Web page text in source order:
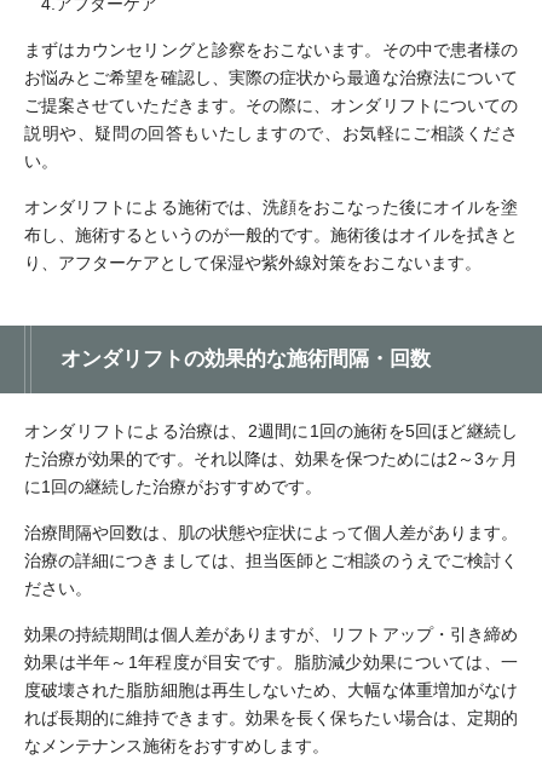
4.アフターケア
まずはカウンセリングと診察をおこないます。その中で患者様の
お悩みとご希望を確認し、実際の症状から最適な治療法について
ご提案させていただきます。その際に、オンダリフトについての
説明や、疑問の回答もいたしますので、お気軽にご相談くださ
い。
オンダリフトによる施術では、洗顔をおこなった後にオイルを塗
布し、施術するというのが一般的です。施術後はオイルを拭きと
り、アフターケアとして保湿や紫外線対策をおこないます。
オンダリフトの効果的な施術間隔・回数
オンダリフトによる治療は、2週間に1回の施術を5回ほど継続し
た治療が効果的です。それ以降は、効果を保つためには2～3ヶ月
に1回の継続した治療がおすすめです。
治療間隔や回数は、肌の状態や症状によって個人差があります。
治療の詳細につきましては、担当医師とご相談のうえでご検討く
ださい。
効果の持続期間は個人差がありますが、リフトアップ・引き締め
効果は半年～1年程度が目安です。脂肪減少効果については、一
度破壊された脂肪細胞は再生しないため、大幅な体重増加がなけ
れば長期的に維持できます。効果を長く保ちたい場合は、定期的
なメンテナンス施術をおすすめします。